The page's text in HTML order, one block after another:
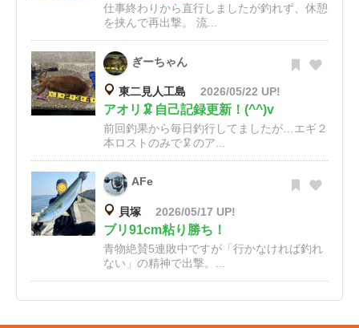
仕事終わりから直行しましたが釣れず、休憩
を挟んで再出撃。 流...
ぎーちゃん
東二見人工島 2026/05/22 UP!
アオリ🦑自己記録更新！(^^)v
前回釣果から毎日釣行してましたが…エギ２
本ロストのみで🦑のア...
AFe
貝塚 2026/05/17 UP!
ブリ91cm粘り勝ち！
青物絶賛5連敗中ですが「行かなければ釣れ
ない」の精神で出撃。...